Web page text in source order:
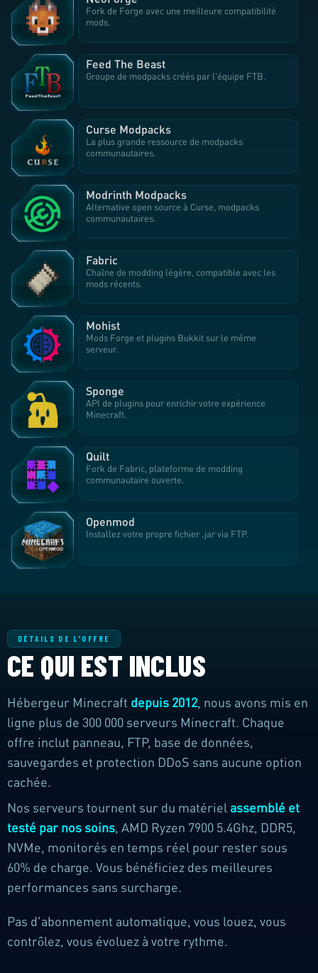
Fork de Forge avec une meilleure compatibilité
mods.
Feed The Beast
Groupe de modpacks créés par l'équipe FTB.
Curse Modpacks
La plus grande ressource de modpacks
communautaires.
Modrinth Modpacks
Alternative open source à Curse, modpacks
communautaires.
Fabric
Chaîne de modding légère, compatible avec les
mods récents.
Mohist
Mods Forge et plugins Bukkit sur le même
serveur.
Sponge
API de plugins pour enrichir votre expérience
Minecraft.
Quilt
Fork de Fabric, plateforme de modding
communautaire ouverte.
Openmod
Installez votre propre fichier .jar via FTP.
DÉTAILS DE L'OFFRE
CE QUI EST INCLUS
Hébergeur Minecraft depuis 2012, nous avons mis en
ligne plus de 300 000 serveurs Minecraft. Chaque
offre inclut panneau, FTP, base de données,
sauvegardes et protection DDoS sans aucune option
cachée.
Nos serveurs tournent sur du matériel assemblé et
testé par nos soins, AMD Ryzen 7900 5.4Ghz, DDR5,
NVMe, monitorés en temps réel pour rester sous
60% de charge. Vous bénéficiez des meilleures
performances sans surcharge.
Pas d'abonnement automatique, vous louez, vous
contrôlez, vous évoluez à votre rythme.